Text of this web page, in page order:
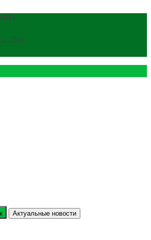
2026
Актуальные новости